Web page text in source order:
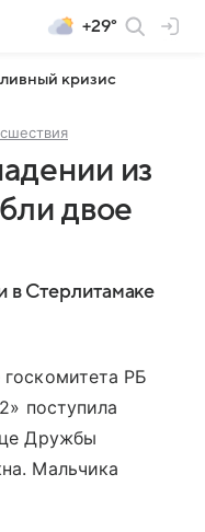
+29°
кризис
из
двое
в Стерлитамаке
РБ
поступила
Дружбы
Мальчика